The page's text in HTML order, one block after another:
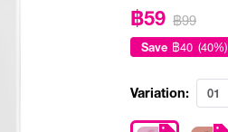
฿59 ฿99
Save ฿40 (40%)
Variation: 01